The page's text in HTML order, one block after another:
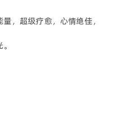
，超级疗愈，心情绝佳，